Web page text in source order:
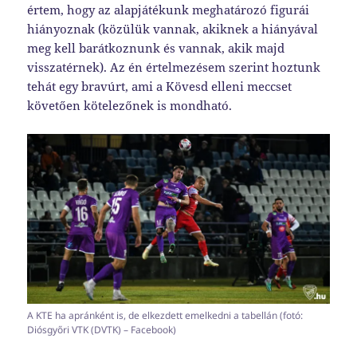
értem, hogy az alapjátékunk meghatározó figurái
hiányoznak (közülük vannak, akiknek a hiányával
meg kell barátkoznunk és vannak, akik majd
visszatérnek). Az én értelmezésem szerint hoztunk
tehát egy bravúrt, ami a Kövesd elleni meccset
követően kötelezőnek is mondható.
A KTE ha apránként is, de elkezdett emelkedni a tabellán (fotó:
Diósgyőri VTK (DVTK) – Facebook)